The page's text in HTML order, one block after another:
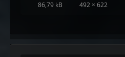
86,79 kB 492 × 622